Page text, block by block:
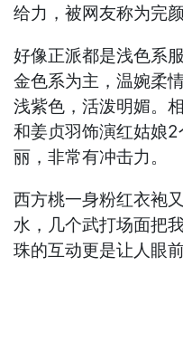
给力，被网友称为完颜
好像正派都是浅色系
金色系为主，温婉柔
浅紫色，活泼明媚。
和姜贞羽饰演红姑娘
丽，非常有冲击力。
西方桃一身粉红衣袍
水，几个武打场面把
珠的互动更是让人眼前